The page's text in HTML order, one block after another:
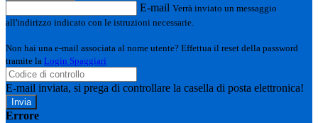
E-mail Verrà inviato un messaggio
all'indirizzo indicato con le istruzioni necessarie.
Non hai una e-mail associata al nome utente? Effettua il reset della password
tramite la Login Spaggiari
E-mail inviata, si prega di controllare la casella di posta elettronica!
Errore